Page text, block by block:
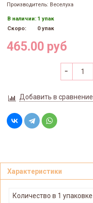
Производитель: Веселуха
В наличии: 1 упак
Скоро:
0 упак
465.00 руб
Добавить в сравнение
Характеристики
Количество в 1 упаковке